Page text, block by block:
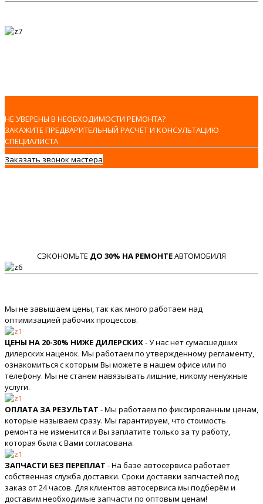
НЕ УВЕРЕНЫ В НЕОБХОДИМОСТИ РЕМОНТА?
ЗАКАЖИТЕ ПРЕДВАРИТЕЛЬНЫЙ РАСЧЁТ И КОНСУЛЬТАЦИЮ
СПЕЦИАЛИСТА
Заказать звонок мастера
СЭКОНОМЬТЕ ДО 30% НА РЕМОНТЕАВТОМОБИЛЯ
Мы не завышаем цены, так как много работаем над
оптимизацией рабочих процессов.
ЦЕНЫ НА 20-30% НИЖЕ ДИЛЕРСКИХ- У нас нет сумасшедших
дилерских наценок. Мы работаем по утвержденному регламенту,
ознакомиться с которым Вы можете в нашем офисе или по
телефону. Мы не станем навязывать лишние, никому ненужные
услуги.
ОПЛАТА ЗА РЕЗУЛЬТАТ - Мы работаем по фиксированным ценам,
которые называем сразу. Мы гарантируем, что стоимость
ремонта не изменится и Вы заплатите только за ту работу,
которая была с Вами согласована.
ЗАПЧАСТИ БЕЗ ПЕРЕПЛАТ - На базе автосервиса работает
собственная служба доставки. Сроки доставки запчастей под
заказ от 24 часов. Для клиентов автосервиса мы подберём и
доставим необходимые запчасти по оптовым ценам!